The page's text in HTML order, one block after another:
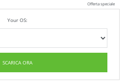
Offerta speciale
Your OS:
SCARICA ORA